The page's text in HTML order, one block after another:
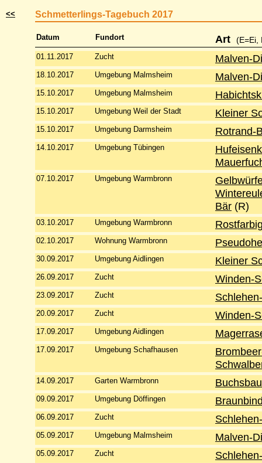
<< Schmetterlings-Tagebuch 2017
Datum Fundort Art (E=Ei,
01.11.2017 Zucht Malven-
18.10.2017 Umgebung Malmsheim Malven-
15.10.2017 Umgebung Malmsheim
15.10.2017 Umgebung Weil der Stadt Kleiner
15.10.2017 Umgebung Darmsheim Rotrand-
14.10.2017 Umgebung Tübingen
07.10.2017 Umgebung Warmbronn
Bär (R)
03.10.2017 Umgebung Warmbronn
02.10.2017 Wohnung Warmbronn
30.09.2017 Umgebung Aidlingen Kleiner
26.09.2017 Zucht Winden-
23.09.2017 Zucht
20.09.2017 Zucht Winden-
17.09.2017 Umgebung Aidlingen
17.09.2017 Umgebung Schafhausen
14.09.2017 Garten Warmbronn
09.09.2017 Umgebung Döffingen
06.09.2017 Zucht
05.09.2017 Umgebung Malmsheim Malven-
05.09.2017 Zucht